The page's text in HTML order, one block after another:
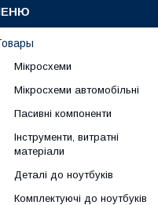
Мікросхеми
Мікросхеми автомобільні
Пасивні компоненти
Інструменти, витратні
матеріали
Деталі до ноутбуків
Комплектуючі до ноутбуків